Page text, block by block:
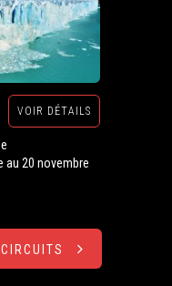
VOIR DÉTAILS
au 20 novembre